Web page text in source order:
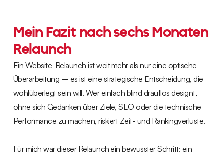
Mein Fazit nach sechs Monaten
Relaunch
Ein Website-Relaunch ist weit mehr als nur eine optische
Überarbeitung – es ist eine strategische Entscheidung, die
wohlüberlegt sein will. Wer einfach blind drauflos designt,
ohne sich Gedanken über Ziele, SEO oder die technische
Performance zu machen, riskiert Zeit- und Rankingverluste.
Für mich war dieser Relaunch ein bewusster Schritt: ein